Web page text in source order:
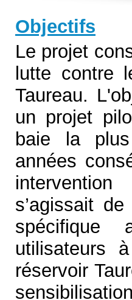
Objectifs
Le projet
lutte contre
Taureau.
un projet
baie la
années
s’agissait
spécifique
utilisateurs
réservoir